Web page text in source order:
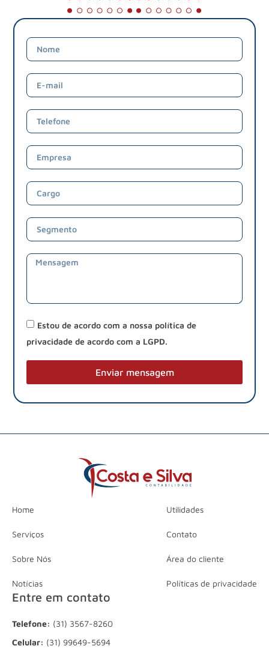
Estou de acordo com a nossa política de
privacidade de acordo com a LGPD.
Enviar mensagem
Home
Serviços
Sobre Nós
Notícias
Utilidades
Contato
Área do cliente
Políticas de privacidade
Entre em contato
Telefone: (31) 3567-8260
Celular: (31) 99649-5694